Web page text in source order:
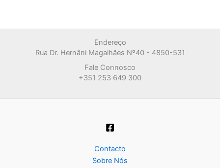
Endereço
Rua Dr. Hernâni Magalhães Nº40 - 4850-531
Fale Connosco
+351 253 649 300
Contacto
Sobre Nós